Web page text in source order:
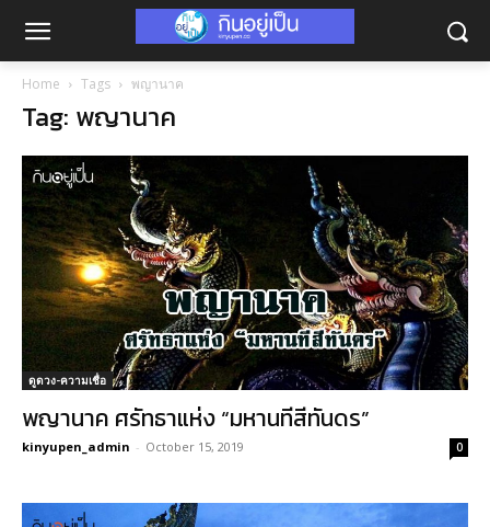
Home Tags พญานาค
Tag: พญานาค
ดูดวง-ความเชื่อ
พญานาค ศรัทธาแห่ง “มหานทีสีทันดร”
kinyupen_admin - October 15, 2019 0